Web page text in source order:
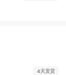
4天发货